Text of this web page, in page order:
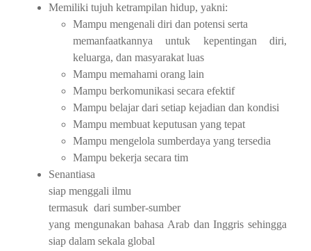
Memiliki tujuh ketrampilan hidup, yakni:
Mampu mengenali diri dan potensi serta
memanfaatkannya untuk kepentingan diri,
keluarga, dan masyarakat luas
Mampu memahami orang lain
Mampu berkomunikasi secara efektif
Mampu belajar dari setiap kejadian dan kondisi
Mampu membuat keputusan yang tepat
Mampu mengelola sumberdaya yang tersedia
Mampu bekerja secara tim
Senantiasa
siap menggali ilmu
termasuk dari sumber-sumber
yang mengunakan bahasa Arab dan Inggris sehingga
siap dalam sekala global